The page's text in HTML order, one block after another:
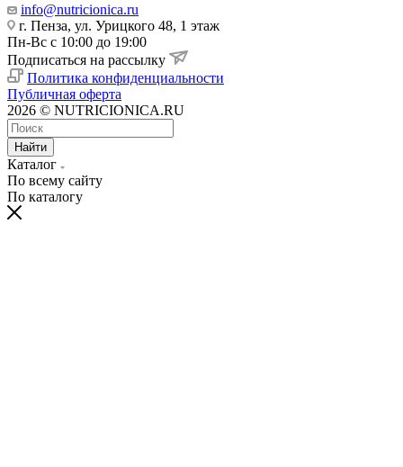
info@nutricionica.ru
г. Пенза, ул. Урицкого 48, 1 этаж
Пн-Вс с 10:00 до 19:00
Подписаться на рассылку
Политика конфиденциальности
Публичная оферта
2026 © NUTRICIONICA.RU
Найти
Каталог
По всему сайту
По каталогу